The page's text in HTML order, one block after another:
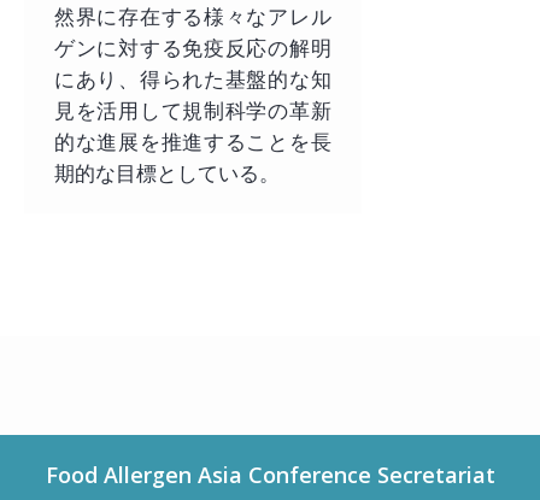
然界に存在する様々なアレル
ゲンに対する免疫反応の解明
にあり、得られた基盤的な知
見を活用して規制科学の革新
的な進展を推進することを長
期的な目標としている。
Food Allergen Asia Conference Secretariat